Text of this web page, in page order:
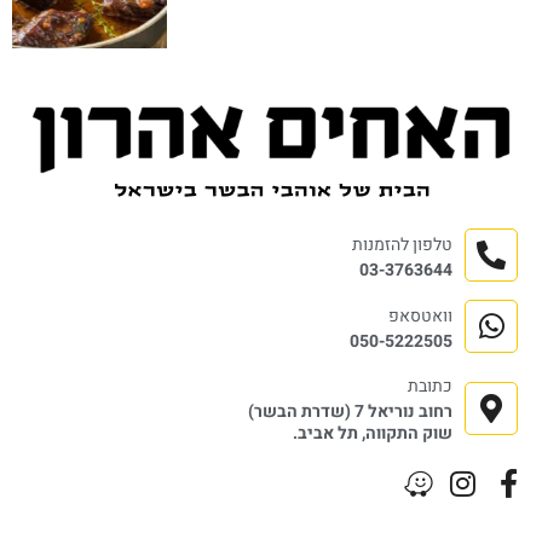
טלפון להזמנות
03-3763644
וואטסאפ
050-5222505
כתובת
רחוב נוריאל 7 (שדרת הבשר)
שוק התקווה, תל אביב.